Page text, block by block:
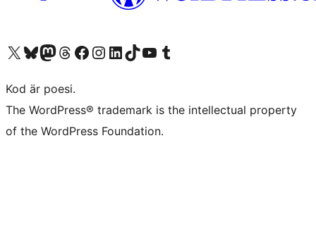
Besök vår X-konto (f.d. Twitter)
Besök vårt Bluesky-konto
Besök vårt Mastodon-konto
Besök vårt Thread-konto
Besök vår Facebook-sidaBesök vårt Instagram-konto
Besök vårt LinkedIn-konto
Besök vårt TikTok-konto
Besök vår YouTube-kanalBesök vårt Tumblr-konto
Kod är poesi.
The WordPress® trademark is the intellectual property
of the WordPress Foundation.